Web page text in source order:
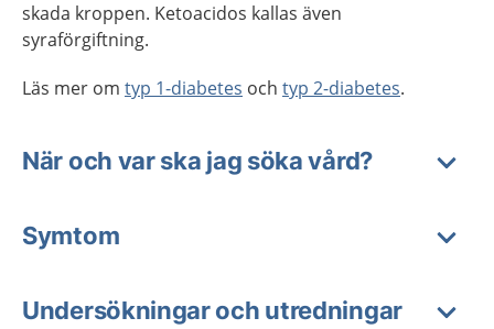
skada kroppen. Ketoacidos kallas även
syraförgiftning.
Läs mer om typ 1-diabetes och typ 2-diabetes.
När och var ska jag söka vård?
Symtom
Undersökningar och utredningar